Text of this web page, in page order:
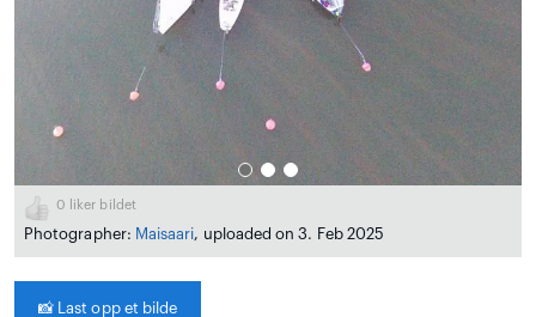
0 liker bildet
Photographer: Maisaari, uploaded on 3. Feb 2025
📸 Last opp et bilde